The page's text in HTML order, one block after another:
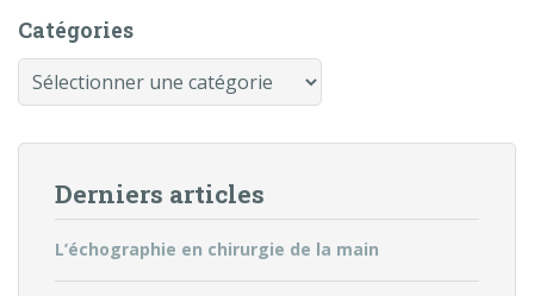
Catégories
Catégories
Derniers articles
L’échographie en chirurgie de la main